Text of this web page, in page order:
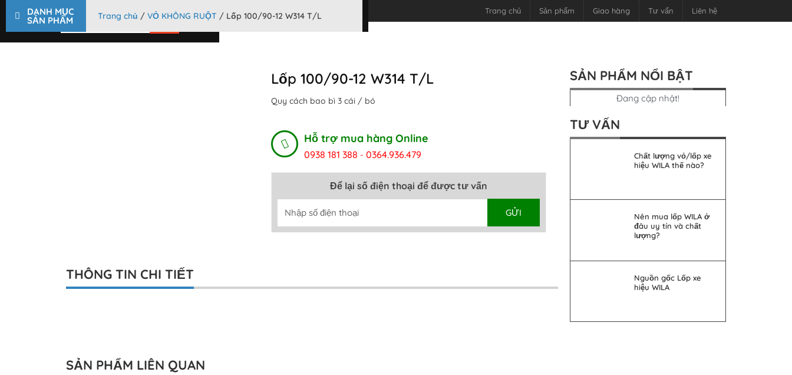
CÔNG TY TNHH MTV TM BẢO LỢI Trang chủ Sản phẩm Giao hàng Tư vấn Liên hệ
0
DANH MỤC
SẢN PHẨM Trang chủ /VỎ KHÔNG RUỘT / Lốp 100/90-12 W314 T/L
Lốp 100/90-12 W314 T/L
Quy cách bao bì 3 cái / bó
Hỗ trợ mua hàng Online
0938 181 388 - 0364.936.479
Để lại số điện thoại để được tư vấn
GỬI
Alternative:
THÔNG TIN CHI TIẾT
SẢN PHẨM LIÊN QUAN
SẢN PHẨM NỔI BẬT
Đang cập nhật!
TƯ VẤN
Chất lượng vỏ/lốp xe
hiệu WILA thế nào?
Nên mua lốp WILA ở
đâu uy tín và chất
lượng?
Nguồn gốc Lốp xe
hiệu WILA